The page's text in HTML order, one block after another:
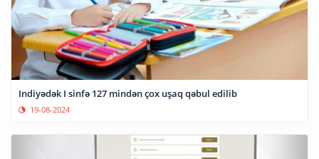
Indiyədək I sinfə 127 mindən çox uşaq qəbul edilib
19-08-2024